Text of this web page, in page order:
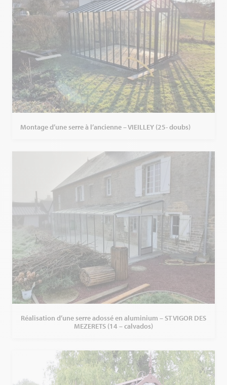
Montage d’une serre à l’ancienne – VIEILLEY (25- doubs)
Réalisation d’une serre adossé en aluminium – ST VIGOR DES
MEZERETS (14 – calvados)